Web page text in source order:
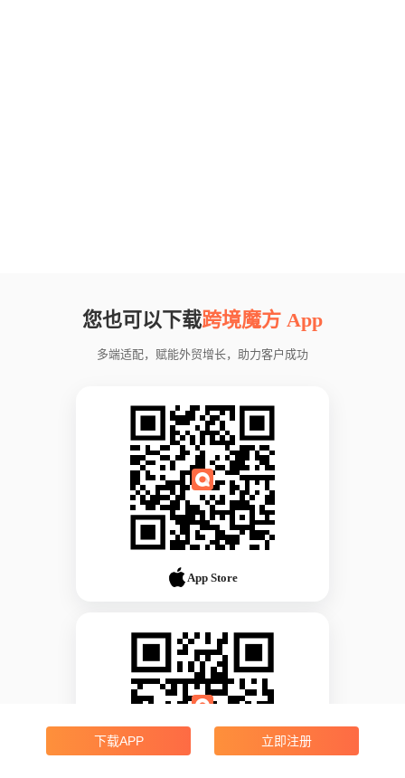
您也可以下载跨境魔方 App
多端适配，赋能外贸增长，助力客户成功
App Store
下载APP 立即注册